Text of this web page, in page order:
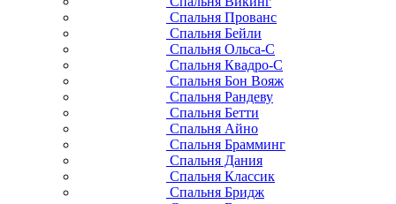
Спальня Прованс
Спальня Бейли
Спальня Ольса-С
Спальня Квадро-С
Спальня Бон Вояж
Спальня Рандеву
Спальня Бетти
Спальня Айно
Спальня Брамминг
Спальня Дания
Спальня Классик
Спальня Бридж